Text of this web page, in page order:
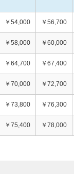
￥54,000 ￥56,700
￥58,000 ￥60,000
￥64,700 ￥67,400
￥70,000 ￥72,700
￥73,800 ￥76,300
￥75,400 ￥78,000